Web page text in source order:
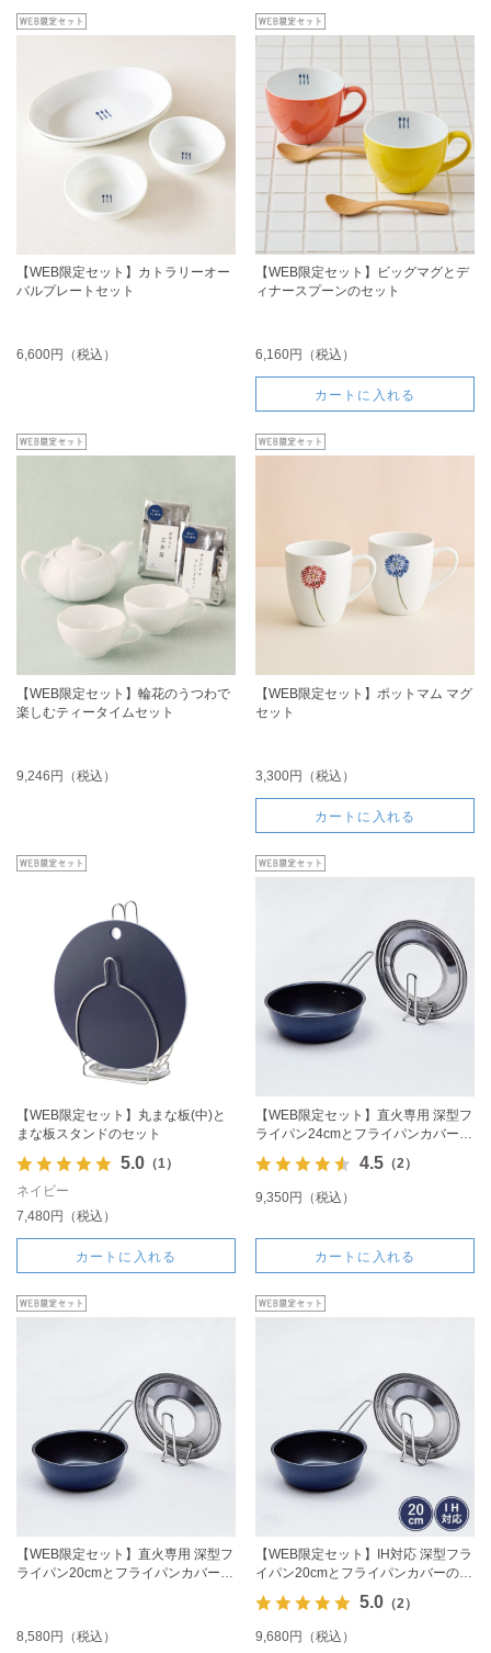
【WEB限定セット】カトラリーオー
バルプレートセット
6,600円（税込）
【WEB限定セット】ビッグマグとデ
ィナースプーンのセット
6,160円（税込）
カートに入れる
【WEB限定セット】輪花のうつわで
楽しむティータイムセット
9,246円（税込）
【WEB限定セット】ポットマム マグ
セット
3,300円（税込）
カートに入れる
【WEB限定セット】丸まな板(中)と
まな板スタンドのセット
5.0（1）
ネイビー
7,480円（税込）
カートに入れる
【WEB限定セット】直火専用 深型フ
ライパン24cmとフライパンカバーの
4.5（2）
9,350円（税込）
カートに入れる
【WEB限定セット】直火専用 深型フ
ライパン20cmとフライパンカバーの
8,580円（税込）
【WEB限定セット】IH対応 深型フラ
イパン20cmとフライパンカバーのセ
ット
5.0（2）
9,680円（税込）